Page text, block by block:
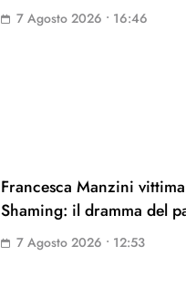
7 Agosto 2026 • 16:46
Francesca Manzini
Shaming: il dramma del
7 Agosto 2026 • 12:53